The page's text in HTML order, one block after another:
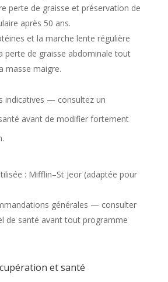
perte de graisse et préservation de
après 50 ans.
et la marche lente régulière
perte de graisse abdominale tout
masse maigre.
indicatives — consultez un
avant de modifier fortement
: Mifflin–St Jeor (adaptée pour
générales — consulter
de santé avant tout programme
et santé